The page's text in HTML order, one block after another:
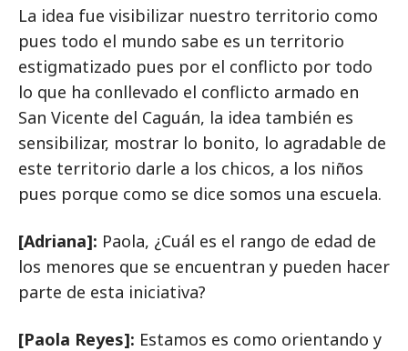
La idea fue visibilizar nuestro territorio como
pues todo el mundo sabe es un territorio
estigmatizado pues por el conflicto por todo
lo que ha conllevado el conflicto armado en
San Vicente del Caguán, la idea también es
sensibilizar, mostrar lo bonito, lo agradable de
este territorio darle a los chicos, a los niños
pues porque como se dice somos una escuela.
[Adriana]: Paola, ¿Cuál es el rango de edad de
los menores que se encuentran y pueden hacer
parte de esta iniciativa?
[Paola Reyes]: Estamos es como orientando y